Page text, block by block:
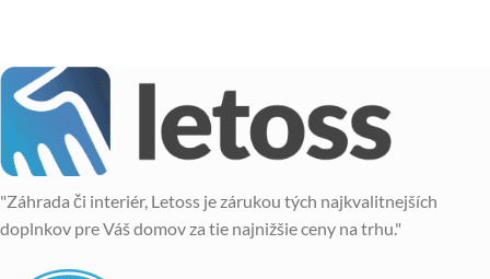
"Záhrada či interiér, Letoss je zárukou tých najkvalitnejších
doplnkov pre Váš domov za tie najnižšie ceny na trhu."